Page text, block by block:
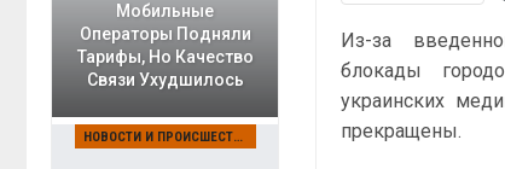
Из-за
блокады
украинских
прекращены.
Мобильные
Операторы Подняли
Тарифы, Но Качество
Связи Ухудшилось
НОВОСТИ И ПРОИСШЕСТВИЯ